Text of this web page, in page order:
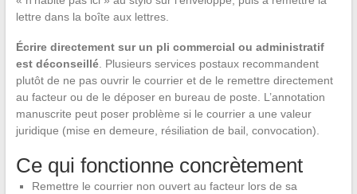
lettre dans la boîte aux lettres.
Écrire directement sur un pli commercial ou administratif
est déconseillé. Plusieurs services postaux recommandent
plutôt de ne pas ouvrir le courrier et de le remettre directement
au facteur ou de le déposer en bureau de poste. L’annotation
manuscrite peut poser problème si le courrier a une valeur
juridique (mise en demeure, résiliation de bail, convocation).
Ce qui fonctionne concrètement
Remettre le courrier non ouvert au facteur lors de sa